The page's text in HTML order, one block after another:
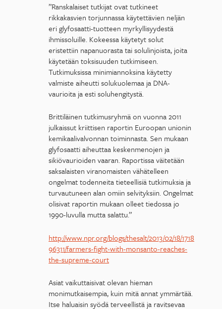
”Ranskalaiset tutkijat ovat tutkineet
rikkakasvien torjunnassa käytettävien neljän
eri glyfosaatti-tuotteen myrkyllisyydestä
ihmissoluille. Kokeessa käytetyt solut
eristettiin napanuorasta tai solulinjoista, joita
käytetään toksisuuden tutkimiseen.
Tutkimuksissa minimiannoksina käytetty
valmiste aiheutti solukuolemaa ja DNA-
vaurioita ja esti soluhengitystä.
Brittiläinen tutkimusryhmä on vuonna 2011
julkaissut kriittisen raportin Euroopan unionin
kemikaalivalvonnan toiminnasta. Sen mukaan
glyfosaatti aiheuttaa keskenmenojen ja
sikiövaurioiden vaaran. Raportissa väitetään
saksalaisten viranomaisten vähätelleen
ongelmat todenneita tieteellisiä tutkimuksia ja
turvautuneen alan omiin selvityksiin. Ongelmat
olisivat raportin mukaan olleet tiedossa jo
1990-luvulla mutta salattu.”
http://www.npr.org/blogs/thesalt/2013/02/18/1718
96311/farmers-fight-with-monsanto-reaches-
the-supreme-court
Asiat vaikuttaisivat olevan hieman
monimutkaisempia, kuin mitä annat ymmärtää.
Itse haluaisin syödä terveellistä ja ravitsevaa